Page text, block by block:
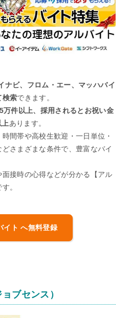
ナビ、フロム・エー、マッハバイ
検索できます。
万件以上、採用されるとお祝い金
あります。
間帯や高校生歓迎・一日単位・
さまざまな条件で、豊富なバイ
接時の心得などが分かる【アル
。
イト へ無料登録
ブセンス）